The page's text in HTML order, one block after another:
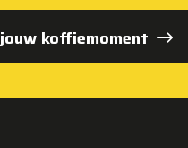
koffiemoment